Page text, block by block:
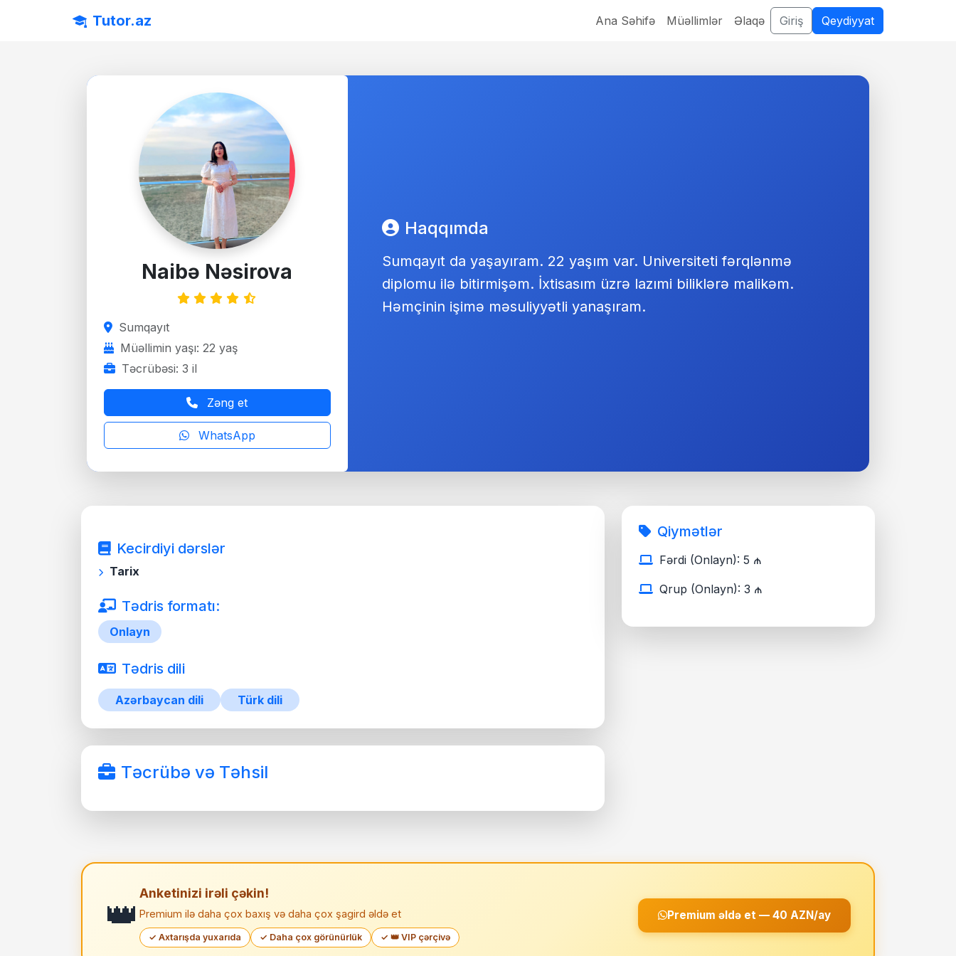
Tutor.az Ana Səhifə Müəllimlər Əlaqə Giriş Qeydiyyat
Naibə Nəsirova
Sumqayıt
Müəllimin yaşı: 22 yaş
Təcrübəsi: 3 il
Zəng et
WhatsApp
Haqqımda
Sumqayıt da yaşayıram. 22 yaşım var. Universiteti fərqlənmə
diplomu ilə bitirmişəm. İxtisasım üzrə lazımi biliklərə malikəm.
Həmçinin işimə məsuliyyətli yanaşıram.
Kecirdiyi dərslər
Tarix
Tədris formatı:
Onlayn
Tədris dili
Azərbaycan dili Türk dili
Təcrübə və Təhsil
Qiymətlər
Fərdi (Onlayn): 5 ₼
Qrup (Onlayn): 3 ₼
👑
Anketinizi irəli çəkin!
Premium ilə daha çox baxış və daha çox şagird əldə et
✓ Axtarışda yuxarıda ✓ Daha çox görünürlük ✓ 👑 VIP çərçivə
Premium əldə et — 40 AZN/ay